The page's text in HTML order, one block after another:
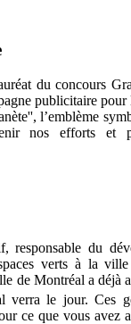
du concours
publicitaire pour
l’emblème
nos efforts et
responsable du
verts à la
de Montréal a déjà
verra le jour. Ces
ce que vous avez